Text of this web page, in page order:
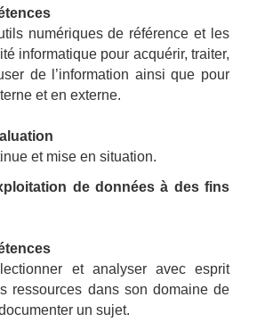
numériques de référence et les
informatique pour acquérir, traiter,
de l’information ainsi que pour
et en externe.
et mise en situation.
de données à des fins
et analyser avec esprit
ressources dans son domaine de
un sujet.